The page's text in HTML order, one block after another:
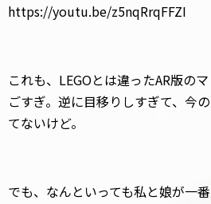
https://youtu.be/z5nqRrqFFZI
これも、LEGOとは違ったAR版の
ごすぎ。逆に目移りしすぎて、今
てないけど。
でも、なんといっても私と娘が一